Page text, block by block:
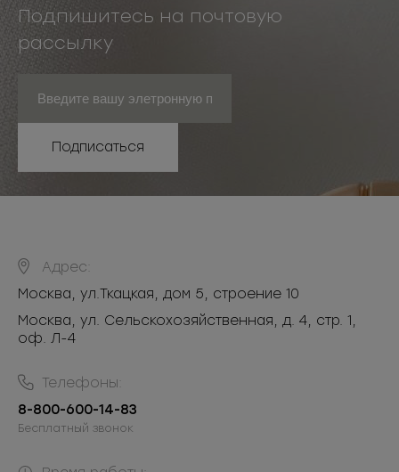
Подпишитесь на почтовую
рассылку
Подписаться
Адрес:
Москва, ул.Ткацкая, дом 5, строение 10
Москва, ул. Сельскохозяйственная, д. 4, стр. 1,
оф. Л-4
Телефоны:
8-800-600-14-83
Бесплатный звонок